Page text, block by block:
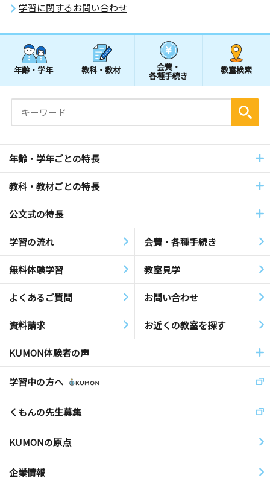
学習に関するお問い合わせ
年齢・学年 教科・教材 会費・
各種手続き
教室検索
年齢・学年ごとの特長
教科・教材ごとの特長
公文式の特長
学習の流れ 会費・各種手続き
無料体験学習 教室見学
よくあるご質問 お問い合わせ
資料請求 お近くの教室を探す
KUMON体験者の声
学習中の方へ
くもんの先生募集
KUMONの原点
企業情報